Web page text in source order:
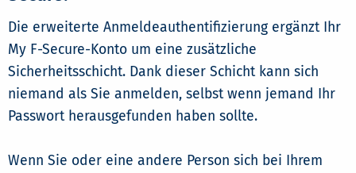
Die erweiterte Anmeldeauthentifizierung ergänzt Ihr
My F-Secure-Konto um eine zusätzliche
Sicherheitsschicht. Dank dieser Schicht kann sich
niemand als Sie anmelden, selbst wenn jemand Ihr
Passwort herausgefunden haben sollte.
Wenn Sie oder eine andere Person sich bei Ihrem